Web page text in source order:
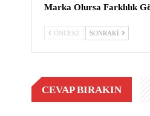
Marka Olursa Farklılık
ÖNCEKI SONRAKI
CEVAP BIRAKIN